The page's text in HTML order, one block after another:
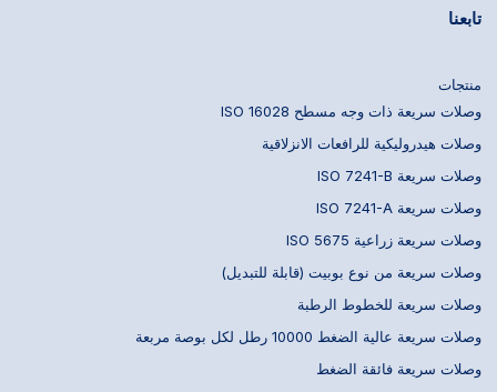
تابعنا
منتجات
وصلات سريعة ذات وجه مسطح ISO 16028
وصلات هيدروليكية للرافعات الانزلاقية
وصلات سريعة ISO 7241-B
وصلات سريعة ISO 7241-A
وصلات سريعة زراعية ISO 5675
وصلات سريعة من نوع بوبيت (قابلة للتبديل)
وصلات سريعة للخطوط الرطبة
وصلات سريعة عالية الضغط 10000 رطل لكل بوصة مربعة
وصلات سريعة فائقة الضغط